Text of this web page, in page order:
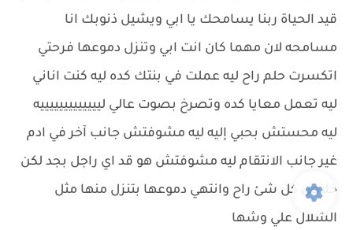
قيد الحياة ربنا يسامحك يا ابي ويشيل ذنوبك انا
مسامحه لان مهما كان انت ابي وتنزل دموعها فرحتي
اتكسرت حلم راح ليه عملت في بنتك كده ليه كنت اناني
ليه تعمل معايا كده وتصرخ بصوت عالي ليييييييييييييه
ليه محستش بحبي إليه ليه مشوفتش جانب آخر في ادم
غير جانب الانتقام ليه مشوفتش هو قد اي راجل بجد لكن
خلاص كل شئ راح وانتهي دموعها بتنزل منها مثل
الشلال علي وشها